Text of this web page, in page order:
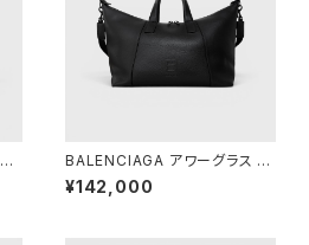
BALENCIAGA アワーグラス ダ
ッフルバッグ ブラック
¥142,000